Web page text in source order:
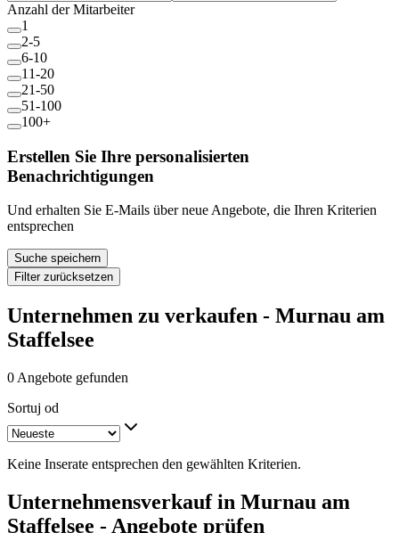
Anzahl der Mitarbeiter
1
2-5
6-10
11-20
21-50
51-100
100+
Erstellen Sie Ihre personalisierten
Benachrichtigungen
Und erhalten Sie E-Mails über neue Angebote, die Ihren Kriterien
entsprechen
Suche speichern
Filter zurücksetzen
Unternehmen zu verkaufen - Murnau am
Staffelsee
0 Angebote gefunden
Sortuj od
Keine Inserate entsprechen den gewählten Kriterien.
Unternehmensverkauf in Murnau am
Staffelsee - Angebote prüfen